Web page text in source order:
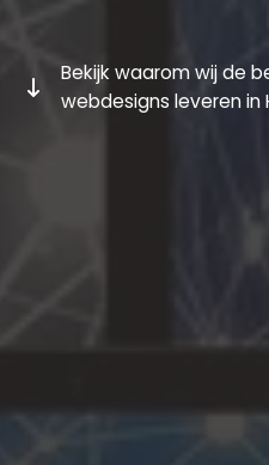
Bekijk waarom wij de
webdesigns leveren